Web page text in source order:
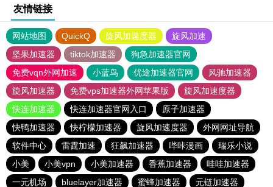
友情链接
网站地图 QuickQ 旋风加速度器
旋风加速
坚果加速器
tiktok加速器
狗急加速器官网
免费vqn外网加速
小蓝鸟 优途加速器官网
风驰加速器
旋风加速器
免费vps加速器外网苹果版
旋风加速度器
快连加速器
快连加速器官网入口
原子加速器
快鸭加速器
快柠檬加速器 旋风加速度器
外网网址导航
软件中心
雷霆加速 狂飙加速器 哔咔漫画
瑞乐小说
小美
小美vpn 小美加速器 香蕉加速器
哇哇加速器
一元机场
bluelayer加速器 蜜蜂加速器 元链加速器